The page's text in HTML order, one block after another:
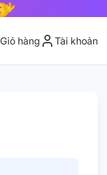
Giỏ hàng Tài khoản